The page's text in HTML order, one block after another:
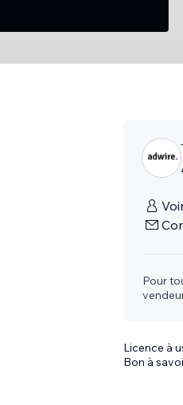
Pour
Licence à
Bon à